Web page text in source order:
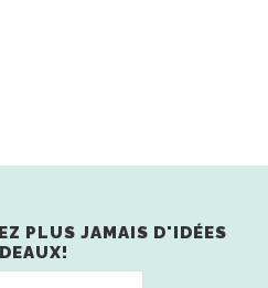
PLUS JAMAIS D'IDÉES